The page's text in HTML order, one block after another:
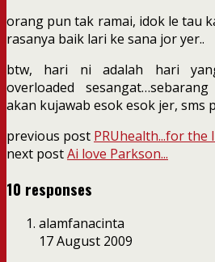
orang pun tak ramai, idok le tau
rasanya baik lari ke sana jor yer..
btw, hari ni adalah hari
overloaded
akan kujawab esok esok jer, sms
previous post PRUhealth...for
next postAi love Parkson...
10 responses
alamfanacinta
17 August 2009